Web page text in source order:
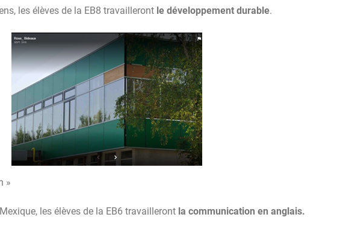
les élèves de la EB8 travailleront le développement durable.
»
les élèves de la EB6 travailleront la communication en anglais.